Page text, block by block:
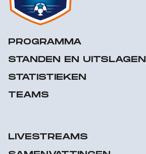
PROGRAMMA
STANDEN EN UITSLAGEN
STATISTIEKEN
TEAMS
LIVESTREAMS